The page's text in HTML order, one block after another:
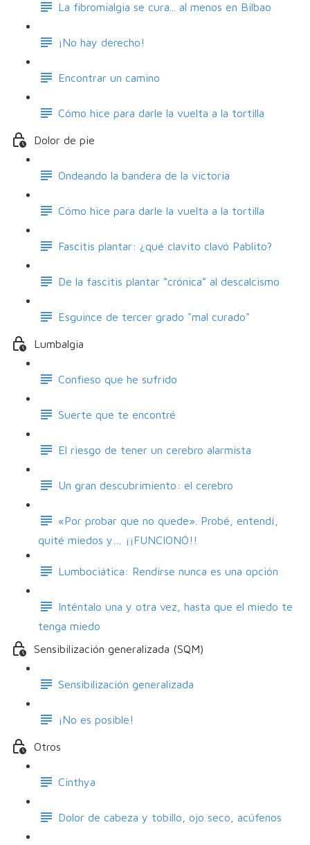
La fibromialgia se cura... al menos en Bilbao
¡No hay derecho!
Encontrar un camino
Cómo hice para darle la vuelta a la tortilla
Dolor de pie
Ondeando la bandera de la victoria
Cómo hice para darle la vuelta a la tortilla
Fascitis plantar: ¿qué clavito clavó Pablito?
De la fascitis plantar “crónica” al descalcismo
Esguince de tercer grado "mal curado"
Lumbalgia
Confieso que he sufrido
Suerte que te encontré
El riesgo de tener un cerebro alarmista
Un gran descubrimiento: el cerebro
«Por probar que no quede». Probé, entendí,
quité miedos y… ¡¡FUNCIONÓ!!
Lumbociática: Rendirse nunca es una opción
Inténtalo una y otra vez, hasta que el miedo te
tenga miedo
Sensibilización generalizada (SQM)
Sensibilización generalizada
¡No es posible!
Otros
Cinthya
Dolor de cabeza y tobillo, ojo seco, acúfenos